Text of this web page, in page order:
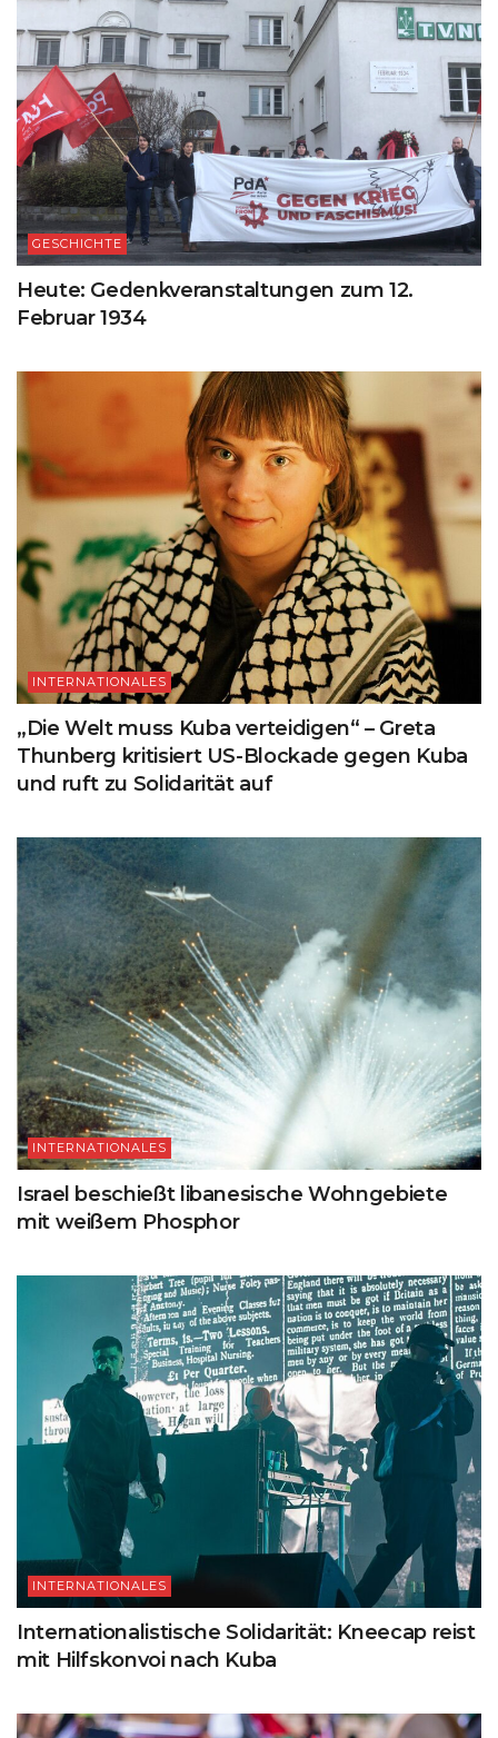
GESCHICHTE
Heute: Gedenkveranstaltungen zum 12.
Februar 1934
INTERNATIONALES
„Die Welt muss Kuba verteidigen“ – Greta
Thunberg kritisiert US-Blockade gegen Kuba
und ruft zu Solidarität auf
INTERNATIONALES
Israel beschießt libanesische Wohngebiete
mit weißem Phosphor
INTERNATIONALES
Internationalistische Solidarität: Kneecap reist
mit Hilfskonvoi nach Kuba